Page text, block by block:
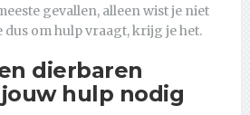
gevallen, alleen wist je niet
dus om hulp vraagt, krijg je het.
dierbaren
hulp nodig